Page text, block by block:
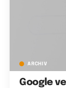
ARCHIV
Google